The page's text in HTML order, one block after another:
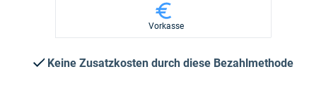
Vorkasse
Keine Zusatzkosten durch diese Bezahlmethode